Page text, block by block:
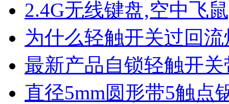
2.4G无线键盘,空中飞
为什么轻触开关过回流
最新产品自锁轻触开
直径5mm圆形带5触点